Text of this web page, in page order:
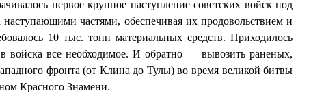
первое крупное наступление советских войск под
частями, обеспечивая их продовольствием и
10 тыс. тонн материальных средств. Приходилось
войска все необходимое. И обратно — вывозить раненых,
фронта (от Клина до Тулы) во время великой битвы
Красного Знамени.